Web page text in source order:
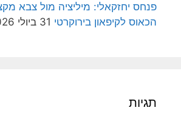
פנחס יחזקאלי: מיליציה מול צבא
הכאוס לקיפאון בירוקרטי 31 ביולי 2026
תגיות